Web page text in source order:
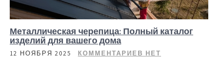
Металлическая черепица: Полный каталог
изделий для вашего дома
12 НОЯБРЯ 2025 КОММЕНТАРИЕВ НЕТ